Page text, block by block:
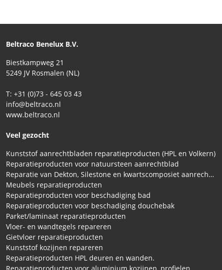
Beltraco Benelux B.V.
Biestkampweg 21
5249 JV Rosmalen (NL)
T: +31 (0)73 - 645 03 43
info@beltraco.nl
www.beltraco.nl
Veel gezocht
Kunststof aanrechtbladen reparatieproducten (HPL en Volkern)
Reparatieproducten voor natuursteen aanrechtblad
Reparatie van Dekton, Silestone en kwartscomposiet aanrechtbladen
Meubels reparatieproducten
Reparatieproducten voor beschadiging bad
Reparatieproducten voor beschadiging douchebak
Parket/laminaat reparatieproducten
Vloer- en wandtegels repareren
Gietvloer reparatieproducten
Kunststof kozijnen repareren
Reparatieproducten HPL deuren en wanden.